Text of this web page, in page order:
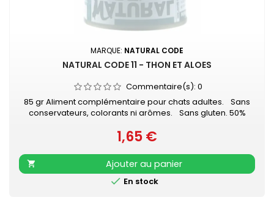
MARQUE: NATURAL CODE
NATURAL CODE 11 - THON ET ALOES
Commentaire(s): 0
85 gr Aliment complémentaire pour chats adultes. Sans
conservateurs, colorants ni arômes. Sans gluten. 50%
Prix
1,65 €

Ajouter au panier
 En stock